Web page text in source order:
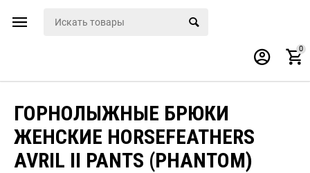
0
ГОРНОЛЫЖНЫЕ БРЮКИ
ЖЕНСКИЕ HORSEFEATHERS
AVRIL II PANTS (PHANTOM)